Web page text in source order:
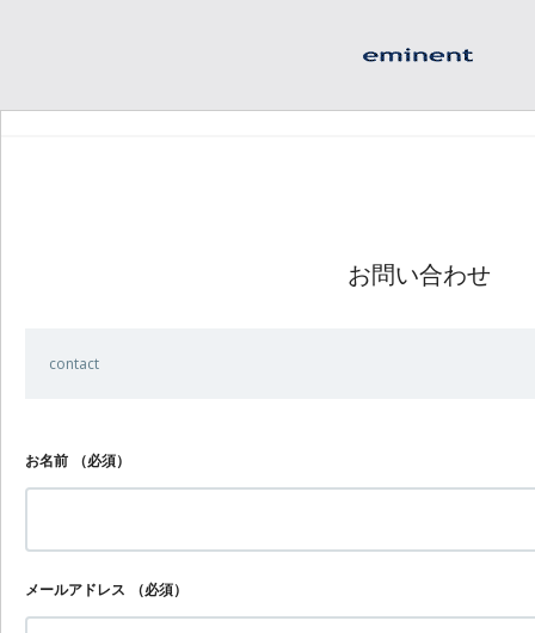
お問い合わせ
contact
お名前 （必須）
メールアドレス （必須）